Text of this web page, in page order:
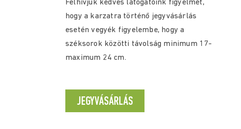
Felhívjuk kedves látogatóink figyelmét,
hogy a karzatra történő jegyvásárlás
esetén vegyék figyelembe, hogy a
széksorok közötti távolság minimum 17-
maximum 24 cm.
JEGYVÁSÁRLÁS